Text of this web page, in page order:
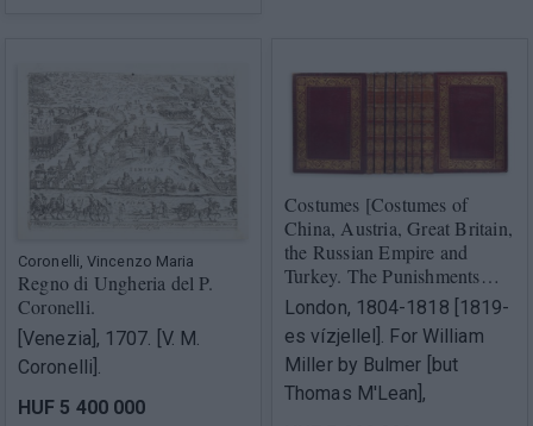
Coronelli, Vincenzo Maria
Regno di Ungheria del P.
Coronelli.
[Venezia], 1707. [V. M.
Coronelli].
HUF 5 400 000
Costumes [Costumes of
China, Austria, Great Britain,
the Russian Empire and
Turkey. The Punishments…
London, 1804-1818 [1819-
es vízjellel]. For William
Miller by Bulmer [but
Thomas M'Lean],